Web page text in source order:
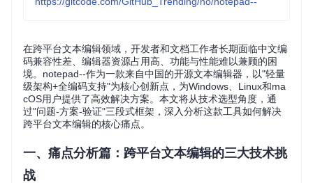
在跨平台文本编辑领域，开发者和文档工作者长期面临中文编
码兼容性差、编辑器资源占用高、功能与性能难以兼顾的困
境。notepad--作为一款来自中国的开源文本编辑器，以"轻量
级架构+全编码支持"为核心创新点，为Windows、Linux和ma
cOS用户提供了高效解决方案。本文将从技术选型角度，通
过"问题-方案-验证"三段式框架，深入分析这款工具如何解决
跨平台文本编辑的核心痛点。
一、痛点分析篇：跨平台文本编辑的三大技术挑
战